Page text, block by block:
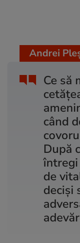
Ce să
când
După
de
deciși
Andrei